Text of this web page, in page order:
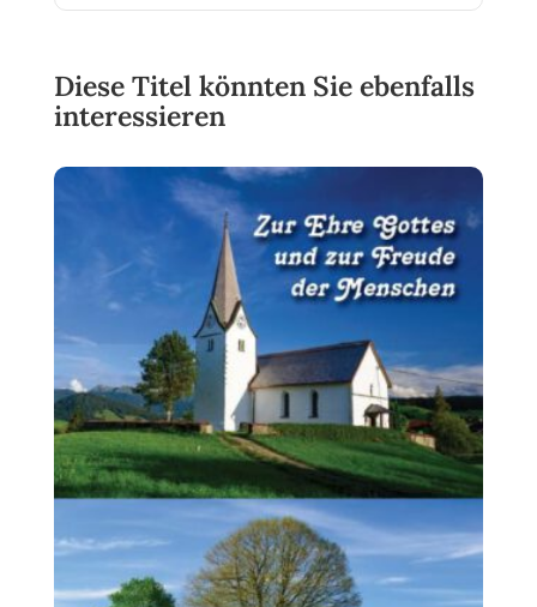
Diese Titel könnten Sie ebenfalls
interessieren